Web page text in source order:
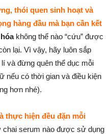
thói quen sinh hoạt và
hàng đầu mà bạn cần kết
không thể nào “cứu” được
lại. Vì vậy, hãy luôn sắp
và đừng quên thể dục mỗi
nếu có thời gian và điều kiện
hơn nhé).
thực hiện đều đặn mỗi
chai serum nào được sử dụng